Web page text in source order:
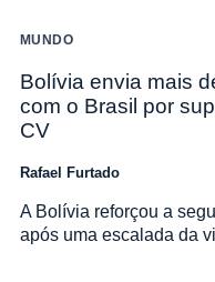
MUNDO
Bolívia envia mais
com o Brasil por
CV
Rafael Furtado
A Bolívia reforçou a
após uma escalada da